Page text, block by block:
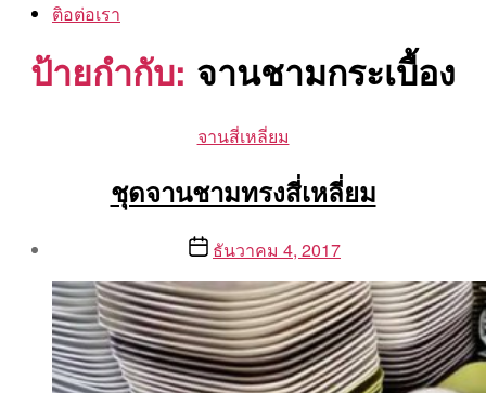
ติอต่อเรา
ป้ายกำกับ: จานชามกระเบื้อง
Categories
จานสี่เหลี่ยม
ชุดจานชามทรงสี่เหลี่ยม
By
Aea
Postธันวาคม 4, 2017